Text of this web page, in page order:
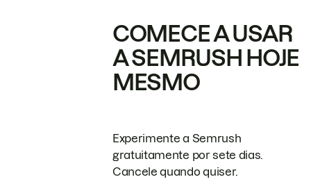
COMECE A USAR
A SEMRUSH HOJE
MESMO
Experimente a Semrush
gratuitamente por sete dias.
Cancele quando quiser.